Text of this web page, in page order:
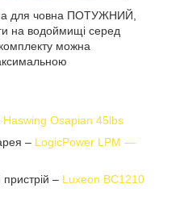
для човна ПОТУЖНИЙ,
на водоймищі серед
можна
Haswing Osapian 45lbs
– LogicPower LPM ―
– Luxeon BC1210